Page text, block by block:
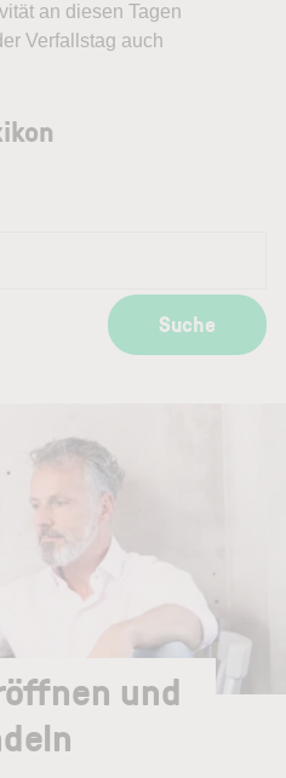
an diesen Tagen
Verfallstag auch
Suche
und